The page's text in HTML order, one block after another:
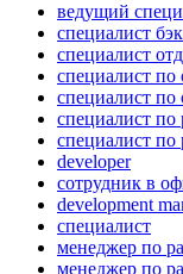
ведущий
специалист
специалист
специалист по
специалист
специалист по
специалист по
developer
сотрудник в
development
специалист
менеджер по
менеджер по